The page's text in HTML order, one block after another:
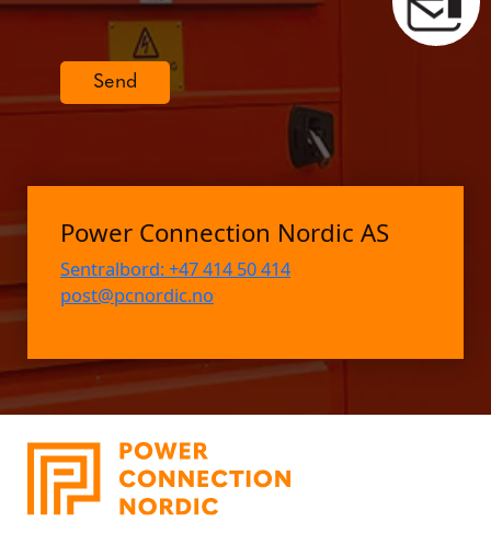
Send
Power Connection Nordic AS
Sentralbord: +47 414 50 414
post@pcnordic.no